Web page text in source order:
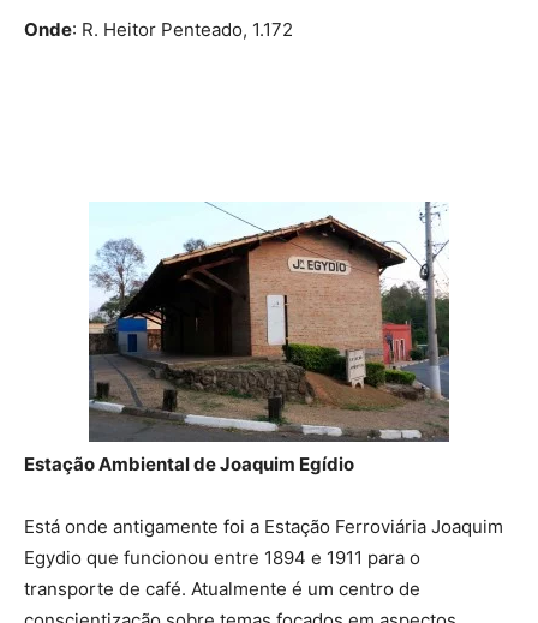
Onde: R. Heitor Penteado, 1.172
Estação Ambiental de Joaquim Egídio
Está onde antigamente foi a Estação Ferroviária Joaquim
Egydio que funcionou entre 1894 e 1911 para o
transporte de café. Atualmente é um centro de